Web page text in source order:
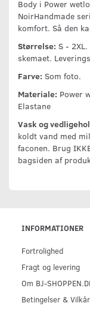
Body i Power
NoirHandmade
komfort. Så den
Størrelse: S -
skemaet.
Farve: Som foto.
Materiale: Power
Elastane
Vask og
koldt vand med
faconen. Brug
bagsiden af
INFORMATIONER
Fortrolighed
Fragt og levering
Om BJ-
Betingelser & Vilkår